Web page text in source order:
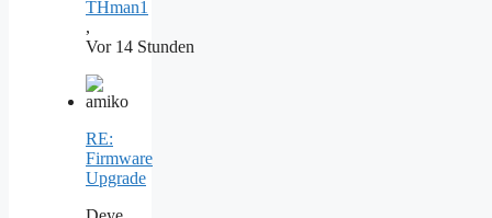
THman1
,
Vor 14 Stunden
RE:
Firmware
Upgrade